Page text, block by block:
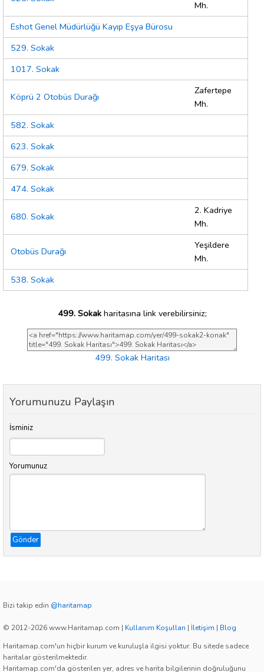
Mh.
Eshot Genel Müdürlüğü Kayıp Eşya Bürosu
529. Sokak
1017. Sokak
Köprü 2 Otobüs Durağı
Zafertepe
Mh.
582. Sokak
623. Sokak
679. Sokak
474. Sokak
680. Sokak
2. Kadriye
Mh.
Otobüs Durağı
Yeşildere
Mh.
538. Sokak
499. Sokakharitasına link verebilirsiniz;
499. Sokak Haritası
Yorumunuzu Paylaşın
İsminiz
Yorumunuz
Gönder
Bizi takip edin @haritamap
© 2012-2026 www.Haritamap.com | Kullanım Koşulları | İletişim | Blog
Haritamap.com'un hiçbir kurum ve kuruluşla ilgisi yoktur. Bu sitede sadece
haritalar gösterilmektedir.
Haritamap.com'da gösterilen yer, adres ve harita bilgilerinin doğruluğunu